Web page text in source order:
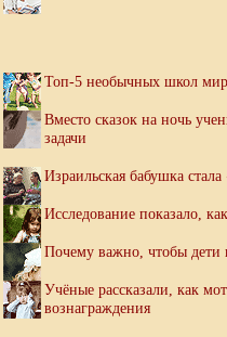
Топ-5 необычных школ
Вместо сказок на ночь
задачи
Израильская бабушка
Исследование показало,
Почему важно, чтобы дети
Учёные рассказали, как
вознаграждения